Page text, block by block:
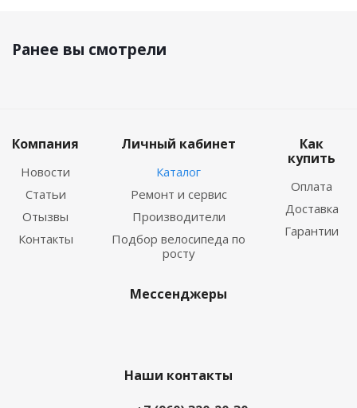
Ранее вы смотрели
Компания
Новости
Статьи
Отызвы
Контакты
Личный кабинет
Каталог
Ремонт и сервис
Производители
Подбор велосипеда по
росту
Как
купить
Оплата
Доставка
Гарантии
Мессенджеры
Наши контакты